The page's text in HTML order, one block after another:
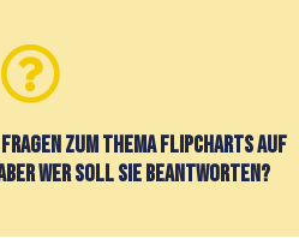
zum Thema Flipcharts auf
wer soll sie beantworten?